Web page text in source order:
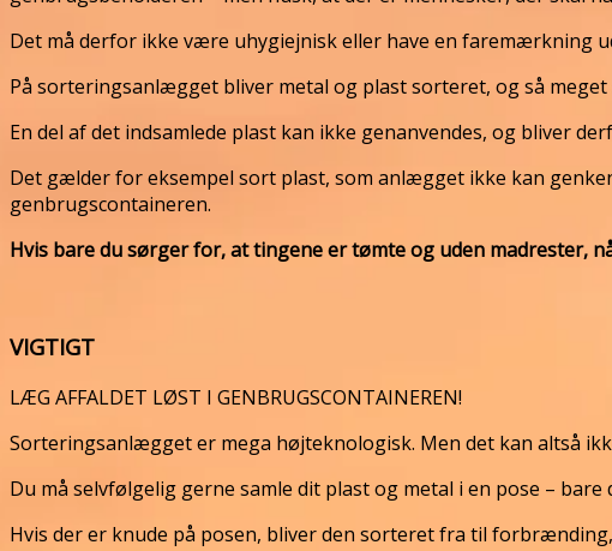
Det må derfor ikke være uhygiejnisk eller have en faremærkning
På sorteringsanlægget bliver metal og plast sorteret, og så meget
En del af det indsamlede plast kan ikke genanvendes, og bliver
Det gælder for eksempel sort plast, som anlægget ikke kan
genbrugscontaineren.
Hvis bare du sørger for, at tingene er tømte og uden madrester,
VIGTIGT
LÆG AFFALDET LØST I GENBRUGSCONTAINEREN!
Sorteringsanlægget er mega højteknologisk. Men det kan altså
Du må selvfølgelig gerne samle dit plast og metal i en pose –
Hvis der er knude på posen, bliver den sorteret fra til